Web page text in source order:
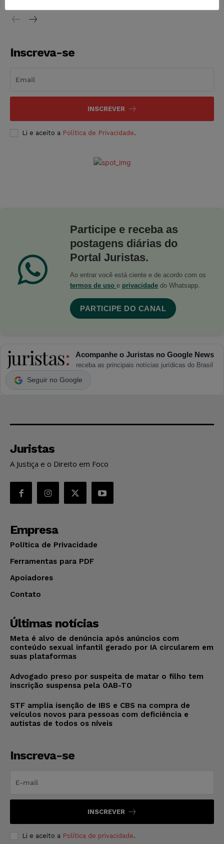
Inscreva-se
INSCREVER
Li e aceito a Política de Privacidade.
Participe e receba as
postagens diárias do
Portal Juristas.
Ao entrar você está ciente e de acordo com os
termos de uso e privacidade do Whatsapp.
PARTICIPE DO CANAL
Acompanhe o Juristas no Google News
receba as principais notícias jurídicas do Brasil
Seguir no Google
Juristas
A Justiça e o Direito em Foco
Empresa
Política de Privacidade
Ferramentas para PDF
Apoiadores
Contato
Últimas notícias
Meta é alvo de denúncia após anúncios com
conteúdo sexual infantil gerado por IA circularem em
suas plataformas
Advogado preso por suspeita de matar o filho tem
inscrição suspensa pela OAB-TO
STF amplia isenção de IBS e CBS na compra de
veículos novos para pessoas com deficiência e
autistas de todos os níveis
Inscreva-se
INSCREVER
Li e aceito a Política de privacidade.